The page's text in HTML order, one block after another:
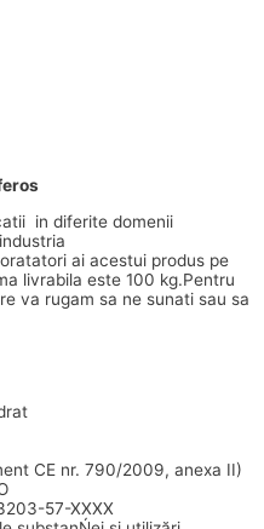
in diferite domenii
ai acestui produs pe
livrabila este 100 kg.Pentru
va rugam sa ne sunati sau sa
CE nr. 790/2009, anexa II)
57-XXXX